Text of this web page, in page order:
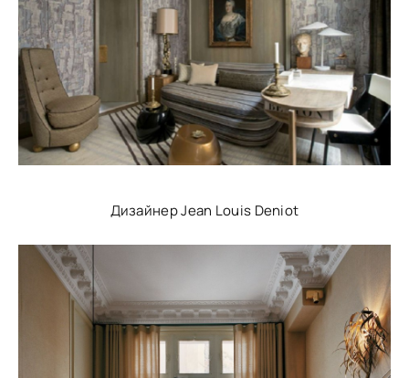
Дизайнер Jean Louis Deniot